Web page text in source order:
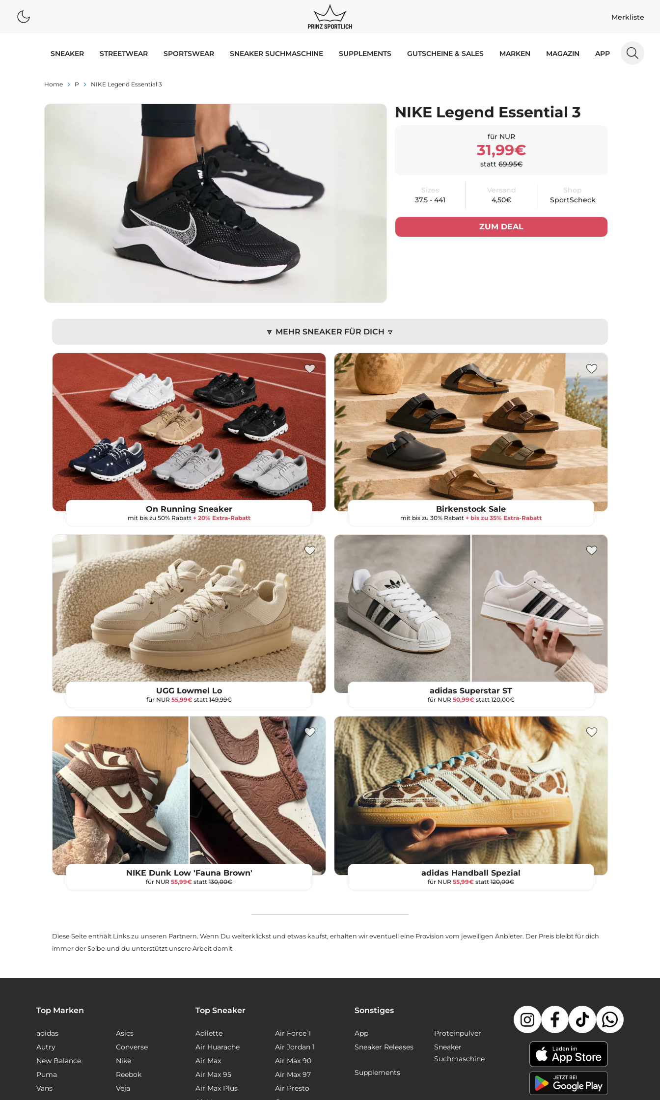
Merkliste
SNEAKER STREETWEAR SPORTSWEAR SNEAKER SUCHMASCHINE SUPPLEMENTS GUTSCHEINE & SALES MARKEN MAGAZIN APP
Home P NIKE Legend Essential 3
NIKE Legend Essential 3
für NUR
31,99€
statt69,95€
Sizes
37.5 - 441
Versand
4,50€
Shop
SportScheck
ZUM DEAL
🔽 MEHR SNEAKER FÜR DICH 🔽
On Running Sneaker
mit bis zu 50% Rabatt + 20% Extra-Rabatt
Birkenstock Sale
mit bis zu 30% Rabatt + bis zu 35% Extra-Rabatt
UGG Lowmel Lo
für NUR 55,99€ statt 149,99€
adidas Superstar ST
für NUR 50,99€statt120,00€
NIKE Dunk Low 'Fauna Brown'
für NUR 55,99€ statt 130,00€
adidas Handball Spezial
für NUR 55,99€ statt 120,00€
Diese Seite enthält Links zu unseren Partnern. Wenn Du weiterklickst und etwas kaufst, erhalten wir eventuell eine Provision vom jeweiligen Anbieter. Der Preis bleibt für dich
immer der Selbe und du unterstützt unsere Arbeit damit.
Top Marken
adidas
Asics
Autry
Converse
New Balance
Nike
Puma
Reebok
Vans
Veja
Top Sneaker
Adilette
Air Force 1
Air Huarache
Air Jordan 1
Air Max
Air Max 90
Air Max 95
Air Max 97
Air Max Plus
Air Presto
Sonstiges
App
Proteinpulver
Sneaker Releases
Sneaker
Suchmaschine
Supplements